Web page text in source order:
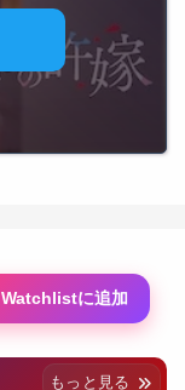
Watchlistに追加
もっと見る